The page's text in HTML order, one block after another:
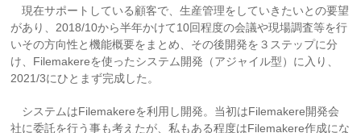
現在サポートしている顧客で、生産管理をしていきたいとの要望
があり、2018/10から半年かけて10回程度の会議や現場調査等を行
いその方向性と機能概要をまとめ、その後開発を３ステップに分
け、Filemakereを使ったシステム開発（アジャイル型）に入り、
2021/3にひとまず完成した。
システムはFilemakereを利用し開発。当初はFilemakere開発会
社に委託を行う事も考えたが、私もある程度はFilemakere作成にな